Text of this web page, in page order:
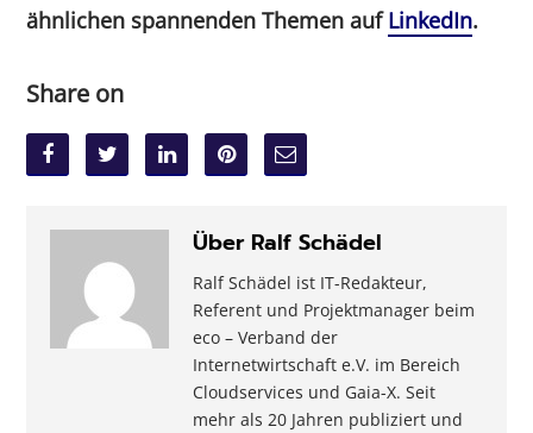
ähnlichen spannenden Themen aufLinkedIn.
Share on
Über Ralf Schädel
Ralf Schädel ist IT-Redakteur,
Referent und Projektmanager beim
eco – Verband der
Internetwirtschaft e.V. im Bereich
Cloudservices und Gaia-X. Seit
mehr als 20 Jahren publiziert und